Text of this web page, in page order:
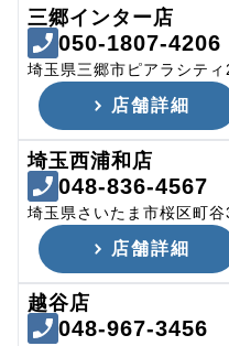
三郷インター店
050-1807-4206
埼玉県三郷市ピアラシテ
店舗詳細
埼玉西浦和店
048-836-4567
埼玉県さいたま市桜区町
店舗詳細
越谷店
048-967-3456